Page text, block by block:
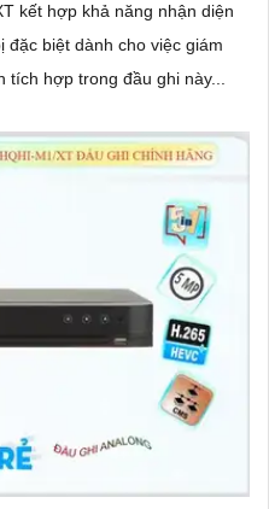
kết hợp khả năng nhận diện
đặc biệt dành cho việc giám
hợp trong đầu ghi này...